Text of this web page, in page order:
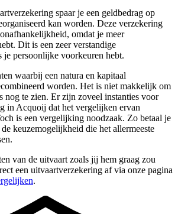
spaar je een geldbedrag op
kan worden. Deze verzekering
omdat je meer
Dit is een zeer verstandige
je persoonlijke voorkeuren hebt.
waarbij een natura en kapitaal
worden. Het is niet makkelijk om
nog te zien. Er zijn zoveel instanties voor
in Acquoij dat het vergelijken ervan
is een vergelijking noodzaak. Zo betaal je
keuzemogelijkheid die het allermeeste
van de uitvaart zoals jij hem graag zou
een uitvaartverzekering af via onze pagina
.